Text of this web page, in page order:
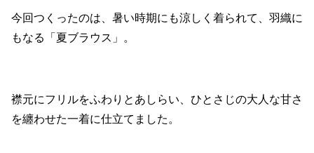
今回つくったのは、暑い時期にも涼しく着られて、羽織に
もなる「夏ブラウス」。
襟元にフリルをふわりとあしらい、ひとさじの大人な甘さ
を纏わせた一着に仕立てました。